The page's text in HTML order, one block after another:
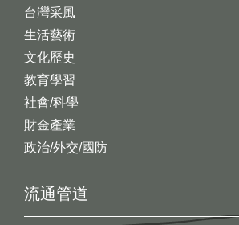
台灣采風
生活藝術
文化歷史
教育學習
社會/科學
財金產業
政治/外交/國防
流通管道